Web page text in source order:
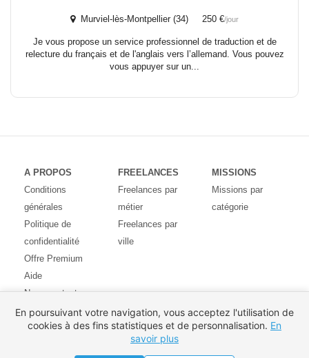
Murviel-lès-Montpellier (34) 250 €/jour
Je vous propose un service professionnel de traduction et de
relecture du français et de l'anglais vers l’allemand. Vous pouvez
vous appuyer sur un...
A PROPOS
Conditions
générales
Politique de
confidentialité
Offre Premium
Aide
Nous contacter
Avis des
utilisateurs
FREELANCES
Freelances par
métier
Freelances par
ville
MISSIONS
Missions par
catégorie
En poursuivant votre navigation, vous acceptez l'utilisation de
cookies à des fins statistiques et de personnalisation. En
savoir plus